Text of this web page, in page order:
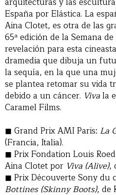
España por Elástica. La
Aina Clotet, es otra de las
65ª edición de la Semana
revelación para esta
dramedia que dibuja un
la sequía, en la que una
se plantea retomar su vida
debido a un cáncer. Vivala
Caramel Films.
Grand Prix AMI Paris: La
(Francia, Italia).
Prix Fondation Louis
Aina Clotet por Viva (Alive),
Prix Découverte Sony du
Bottines (Skinny Boots), de